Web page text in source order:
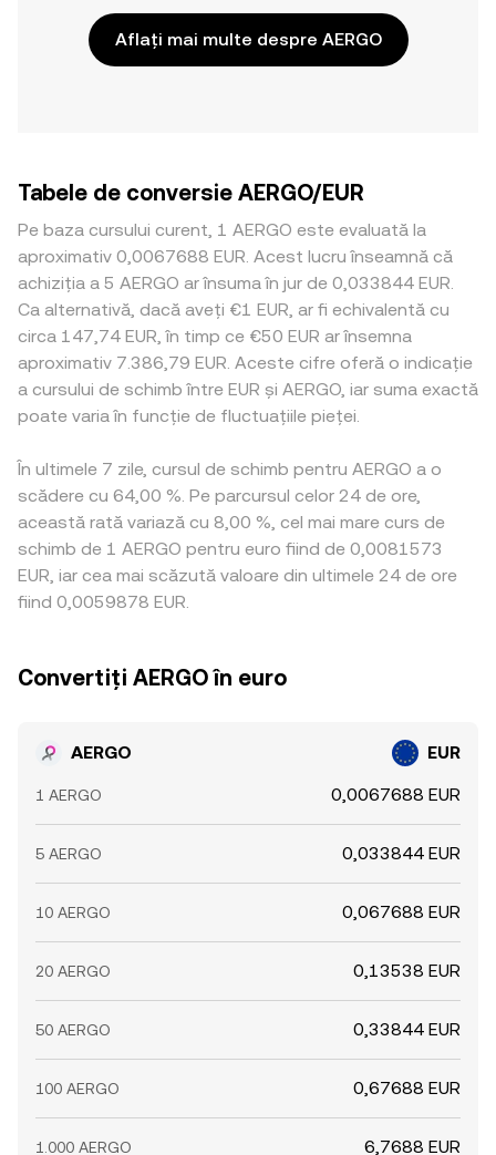
Aflați mai multe despre AERGO
Tabele de conversie AERGO/EUR
Pe baza cursului curent, 1 AERGO este evaluată la
aproximativ 0,0067688 EUR. Acest lucru înseamnă că
achiziția a 5 AERGO ar însuma în jur de 0,033844 EUR.
Ca alternativă, dacă aveți €1 EUR, ar fi echivalentă cu
circa 147,74 EUR, în timp ce €50 EUR ar însemna
aproximativ 7.386,79 EUR. Aceste cifre oferă o indicație
a cursului de schimb între EUR și AERGO, iar suma exactă
poate varia în funcție de fluctuațiile pieței.
În ultimele 7 zile, cursul de schimb pentru AERGO a o
scădere cu 64,00 %. Pe parcursul celor 24 de ore,
această rată variază cu 8,00 %, cel mai mare curs de
schimb de 1 AERGO pentru euro fiind de 0,0081573
EUR, iar cea mai scăzută valoare din ultimele 24 de ore
fiind 0,0059878 EUR.
Convertiți AERGO în euro
AERGO EUR
1 AERGO 0,0067688 EUR
5 AERGO 0,033844 EUR
10 AERGO 0,067688 EUR
20 AERGO 0,13538 EUR
50 AERGO 0,33844 EUR
100 AERGO 0,67688 EUR
1.000 AERGO 6,7688 EUR